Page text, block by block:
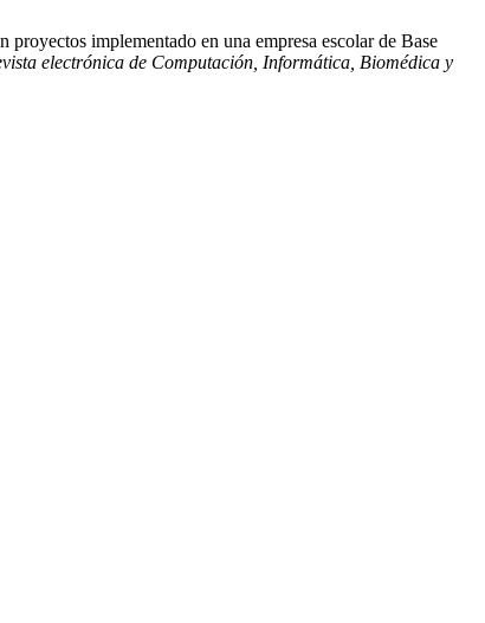
implementado en una empresa escolar de Base
electrónica de Computación, Informática, Biomédica y